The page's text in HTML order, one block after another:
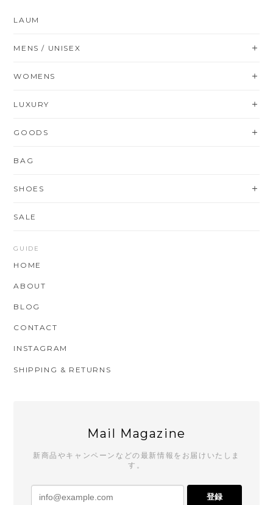
LAUM
MENS / UNISEX
WOMENS
LUXURY
GOODS
BAG
SHOES
SALE
GUIDE
HOME
ABOUT
BLOG
CONTACT
INSTAGRAM
SHIPPING & RETURNS
Mail Magazine
新商品やキャンペーンなどの最新情報をお届けいたしま
す。
登録